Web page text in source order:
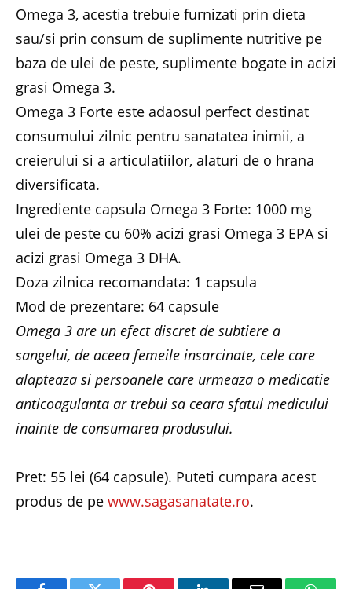
Omega 3, acestia trebuie furnizati prin dieta
sau/si prin consum de suplimente nutritive pe
baza de ulei de peste, suplimente bogate in acizi
grasi Omega 3.
Omega 3 Forte este adaosul perfect destinat
consumului zilnic pentru sanatatea inimii, a
creierului si a articulatiilor, alaturi de o hrana
diversificata.
Ingrediente capsula Omega 3 Forte: 1000 mg
ulei de peste cu 60% acizi grasi Omega 3 EPA si
acizi grasi Omega 3 DHA.
Doza zilnica recomandata: 1 capsula
Mod de prezentare: 64 capsule
Omega 3 are un efect discret de subtiere a
sangelui, de aceea femeile insarcinate, cele care
alapteaza si persoanele care urmeaza o medicatie
anticoagulanta ar trebui sa ceara sfatul medicului
inainte de consumarea produsului.
Pret: 55 lei (64 capsule). Puteti cumpara acest
produs de pe www.sagasanatate.ro.